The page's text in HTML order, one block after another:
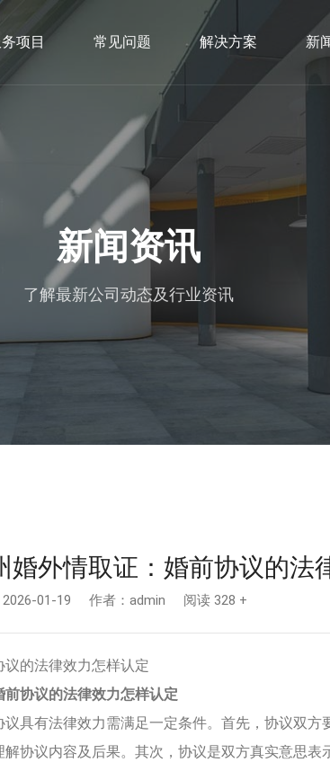
项目 常见问题 解决方案 新
新闻资讯
了解最新公司动态及行业资讯
婚外情取证：婚前协议的法
2026-01-19 作者：admin 阅读 328 +
议的法律效力怎样认定
前协议的法律效力怎样认定
议具有法律效力需满足一定条件。首先，协议双
解协议内容及后果。其次，协议是双方真实意思